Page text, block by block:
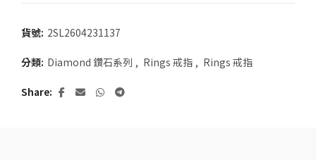
貨號: 2SL2604231137
分類: Diamond 鑽石系列 , Rings 戒指 , Rings 戒指
Share